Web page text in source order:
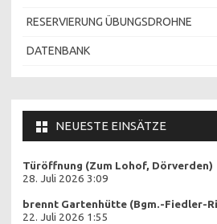
RESERVIERUNG ÜBUNGSDROHNE
DATENBANK
NEUESTE EINSÄTZE
Türöffnung (Zum Lohof, Dörverden)
28. Juli 2026 3:09
brennt Gartenhütte (Bgm.-Fiedler-
22. Juli 2026 1:55